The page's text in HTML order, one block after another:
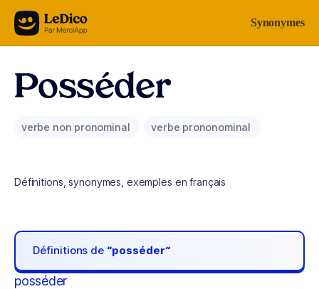
Aller au contenu Synonymes
Posséder
verbe non pronominal verbe prononominal
Définitions, synonymes, exemples en français
Définitions de “posséder“
posséder